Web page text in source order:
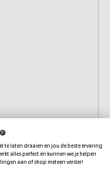
te laten draaien en jou de beste ervaring
alles perfect en kunnen we je helpen
aan of shop meteen verder!